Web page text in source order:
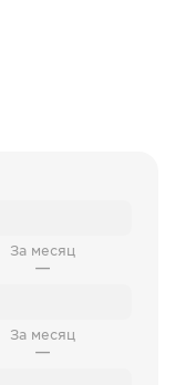
За месяц
—
За месяц
—